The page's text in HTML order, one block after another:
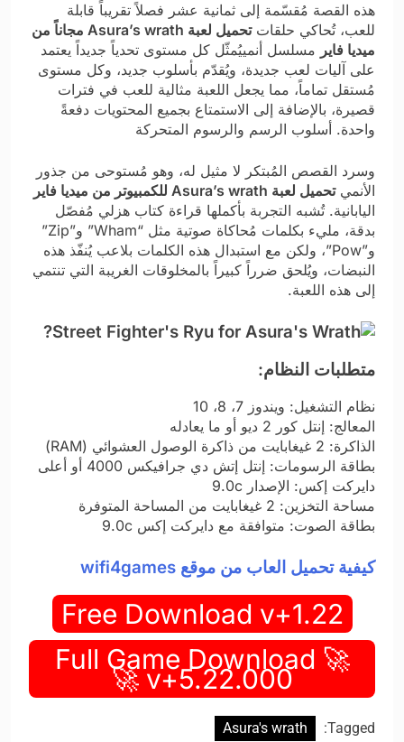
هذه القصة مُقسّمة إلى ثمانية عشر فصلاً تقريباً قابلة
للعب، تُحاكي حلقات
تحميل لعبة Asura’s wrath مجاناً من
ميديا فاير مسلسل أنمييُمثّل كل مستوى تحدياً جديداً يعتمد
على آليات لعب جديدة، ويُقدّم بأسلوب جديد، وكل مستوى
مُستقل تماماً، مما يجعل اللعبة مثالية للعب في فترات
قصيرة، بالإضافة إلى الاستمتاع بجميع المحتويات دفعةً
واحدة. أسلوب الرسم والرسوم المتحركة
وسرد القصص المُبتكر لا مثيل له، وهو مُستوحى من جذور
الأنميتحميل لعبة Asura’s wrath للكمبيوتر من ميديا فاير
اليابانية. تُشبه التجربة بأكملها قراءة كتاب هزلي مُفصّل
بدقة، مليء بكلمات مُحاكاة صوتية مثل “Wham” و”Zip”
و”Pow”، ولكن مع استبدال هذه الكلمات بلاعب يُنفّذ هذه
النبضات، ويُلحق ضرراً كبيراً بالمخلوقات الغريبة التي تنتمي
إلى هذه اللعبة.
متطلبات النظام:
نظام التشغيل: ويندوز 7، 8، 10
المعالج: إنتل كور 2 ديو أو ما يعادله
الذاكرة: 2 غيغابايت من ذاكرة الوصول العشوائي (RAM)
بطاقة الرسومات: إنتل إتش دي جرافيكس 4000 أو أعلى
دايركت إكس: الإصدار 9.0c
مساحة التخزين: 2 غيغابايت من المساحة المتوفرة
بطاقة الصوت: متوافقة مع دايركت إكس 9.0c
كيفية تحميل العاب من موقع wifi4games
Free Download v+1.22
🚀 Full Game Download
v+5.22.000 🚀
Tagged:
Asura's wrath